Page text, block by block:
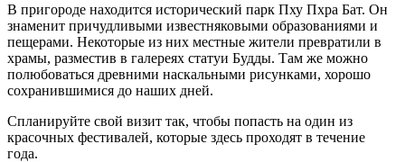
В пригороде находится исторический парк Пху Пхра Бат. Он
знаменит причудливыми известняковыми образованиями и
пещерами. Некоторые из них местные жители превратили в
храмы, разместив в галереях статуи Будды. Там же можно
полюбоваться древними наскальными рисунками, хорошо
сохранившимися до наших дней.
Спланируйте свой визит так, чтобы попасть на один из
красочных фестивалей, которые здесь проходят в течение
года.